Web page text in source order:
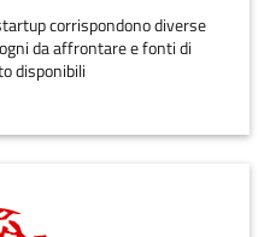
corrispondono diverse
da affrontare e fonti di
disponibili